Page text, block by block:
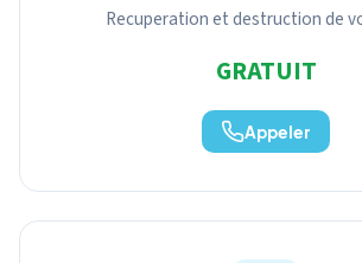
Recuperation et destruction de
GRATUIT
Appeler